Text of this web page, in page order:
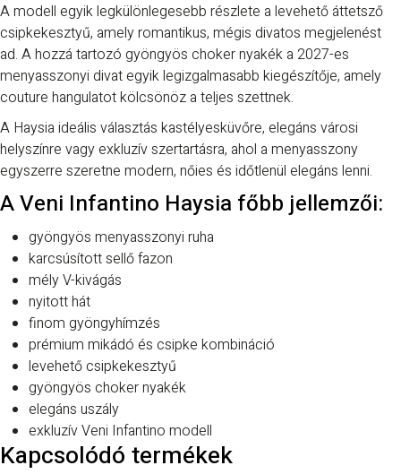
A modell egyik legkülönlegesebb részlete a levehető áttetsző
csipkekesztyű, amely romantikus, mégis divatos megjelenést
ad. A hozzá tartozó gyöngyös choker nyakék a 2027-es
menyasszonyi divat egyik legizgalmasabb kiegészítője, amely
couture hangulatot kölcsönöz a teljes szettnek.
A Haysia ideális választás kastélyesküvőre, elegáns városi
helyszínre vagy exkluzív szertartásra, ahol a menyasszony
egyszerre szeretne modern, nőies és időtlenül elegáns lenni.
A Veni Infantino Haysia főbb jellemzői:
gyöngyös menyasszonyi ruha
karcsúsított sellő fazon
mély V-kivágás
nyitott hát
finom gyöngyhímzés
prémium mikádó és csipke kombináció
levehető csipkekesztyű
gyöngyös choker nyakék
elegáns uszály
exkluzív Veni Infantino modell
Kapcsolódó termékek